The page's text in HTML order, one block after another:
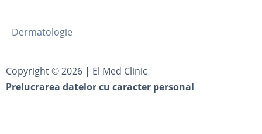
Dermatologie
Copyright ©2026 | El Med Clinic
Prelucrarea datelor cu caracter personal